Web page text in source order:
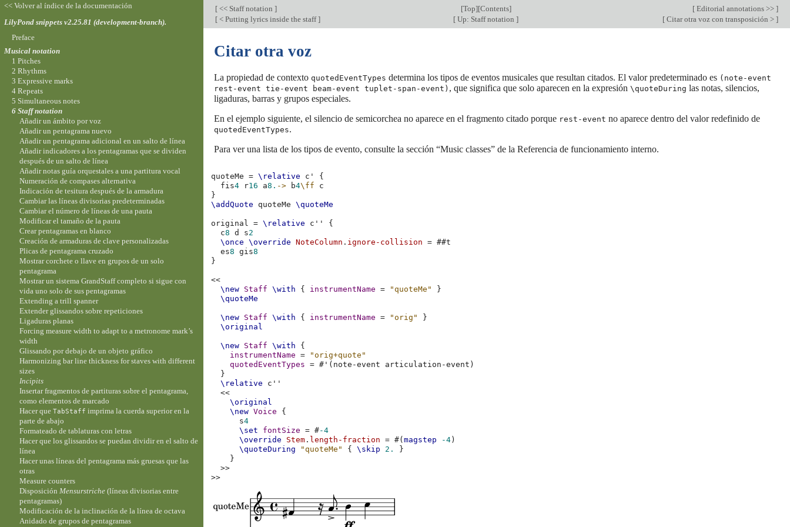
[ << Staff notation ] [Top][Contents] [ Editorial annotations >> ]
[ < Putting lyrics inside the staff] [ Up: Staff notation ] [ Citar otra voz con transposición > ]
Citar otra voz
La propiedad de contexto quotedEventTypes determina los tipos de eventos musicales que resultan citados. El valor predeterminado es (note-event
rest-event tie-event beam-event tuplet-span-event) , que significa que solo aparecen en la expresión \quoteDuring las notas, silencios,
ligaduras, barras y grupos especiales.
En el ejemplo siguiente, el silencio de semicorchea no aparece en el fragmento citado porque rest-event no aparece dentro del valor redefinido de
quotedEventTypes.
Para ver una lista de los tipos de evento, consulte la sección “Music classes” de la Referencia de funcionamiento interno.
quoteMe = \relative c'
{
fis4 r16 a8. -> b4\ff
c
}
\addQuote
quoteMe \quoteMe
original = \relative c''
{
c8 d s2
\once
\override NoteColumn . ignore-collision = ##t
es8 gis8
}
<<
\new Staff \with { instrumentName = "quoteMe"
}
\quoteMe
\new Staff \with { instrumentName = "orig"
}
\original
\new Staff \with
{
instrumentName
=
"orig+quote"
quotedEventTypes
= # ' ( note-event articulation-event )
}
\relative
c''
<<
\original
\new Voice
{
s4
\set
fontSize = #-4
\override
Stem . length-fraction = #(magstep -4 )
\quoteDuring
"quoteMe" { \skip 2.
}
}
>>
>>
<< Volver al índice de la documentación
LilyPond snippets v2.25.81 (development-branch).
Preface
Musical notation
1 Pitches
2 Rhythms
3 Expressive marks
4 Repeats
5 Simultaneous notes
6 Staff notation
Añadir un ámbito por voz
Añadir un pentagrama nuevo
Añadir un pentagrama adicional en un salto de línea
Añadir indicadores a los pentagramas que se dividen
después de un salto de línea
Añadir notas guía orquestales a una partitura vocal
Numeración de compases alternativa
Indicación de tesitura después de la armadura
Cambiar las líneas divisorias predeterminadas
Cambiar el número de líneas de una pauta
Modificar el tamaño de la pauta
Crear pentagramas en blanco
Creación de armaduras de clave personalizadas
Plicas de pentagrama cruzado
Mostrar corchete o llave en grupos de un solo
pentagrama
Mostrar un sistema GrandStaff completo si sigue con
vida uno solo de sus pentagramas
Extending a trill spanner
Extender glissandos sobre repeticiones
Ligaduras planas
Forcing measure width to adapt to a metronome mark’s
width
Glissando por debajo de un objeto gráfico
Harmonizing bar line thickness for staves with different
sizes
Incipits
Insertar fragmentos de partituras sobre el pentagrama,
como elementos de marcado
Hacer queTabStaff imprima la cuerda superior en la
parte de abajo
Formateado de tablaturas con letras
Hacer que los glissandos se puedan dividir en el salto de
línea
Hacer unas líneas del pentagrama más gruesas que las
otras
Measure counters
DisposiciónMensurstriche (líneas divisorias entre
pentagramas)
Modificación de la inclinación de la línea de octava
Anidado de grupos de pentagramas